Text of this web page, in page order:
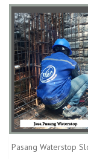
Pasang Waterstop